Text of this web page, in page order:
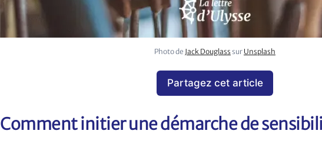
Photo de Jack Douglass sur Unsplash
Partagez cet article
Comment initier une démarche de